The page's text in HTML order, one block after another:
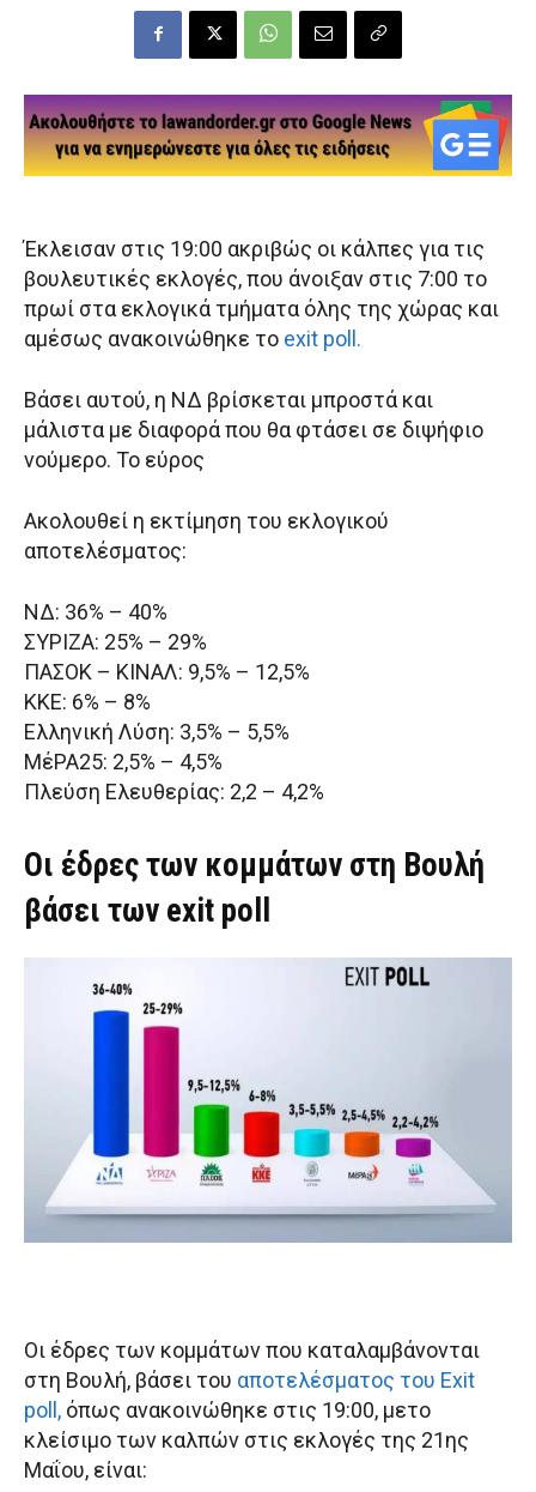
Έκλεισαν στις 19:00 ακριβώς οι κάλπες για τις
βουλευτικές εκλογές, που άνοιξαν στις 7:00 το
πρωί στα εκλογικά τμήματα όλης της χώρας και
αμέσως ανακοινώθηκε το exit poll.
Βάσει αυτού, η ΝΔ βρίσκεται μπροστά και
μάλιστα με διαφορά που θα φτάσει σε διψήφιο
νούμερο. Το εύρος
Ακολουθεί η εκτίμηση του εκλογικού
αποτελέσματος:
ΝΔ: 36% – 40%
ΣΥΡΙΖΑ: 25% – 29%
ΠΑΣΟΚ – ΚΙΝΑΛ: 9,5% – 12,5%
ΚΚΕ: 6% – 8%
Ελληνική Λύση: 3,5% – 5,5%
ΜέΡΑ25: 2,5% – 4,5%
Πλεύση Ελευθερίας: 2,2 – 4,2%
Οι έδρες των κομμάτων στη Βουλή
βάσει των exit poll
Οι έδρες των κομμάτων που καταλαμβάνονται
στη Βουλή, βάσει του αποτελέσματος του Exit
poll, όπως ανακοινώθηκε στις 19:00, μετο
κλείσιμο των καλπών στις εκλογές της 21ης
Μαΐου, είναι: